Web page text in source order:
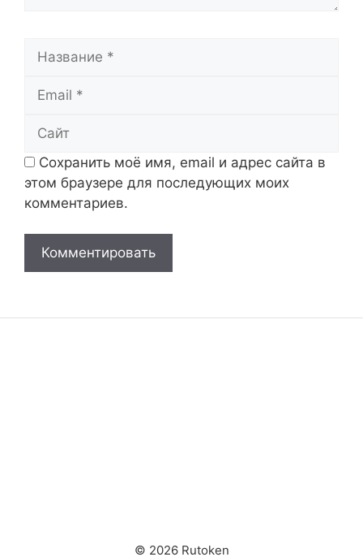
Сохранить моё имя, email и адрес сайта в
этом браузере для последующих моих
комментариев.
© 2026 Rutoken